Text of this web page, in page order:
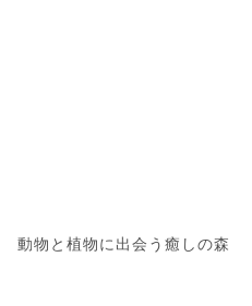
動物と植物に出会う癒しの森